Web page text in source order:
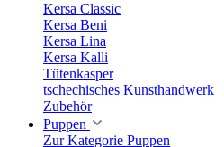
Kersa Classic
Kersa Beni
Kersa Lina
Kersa Kalli
Tütenkasper
tschechisches Kunsthandwerk
Zubehör
Puppen
Zur Kategorie Puppen